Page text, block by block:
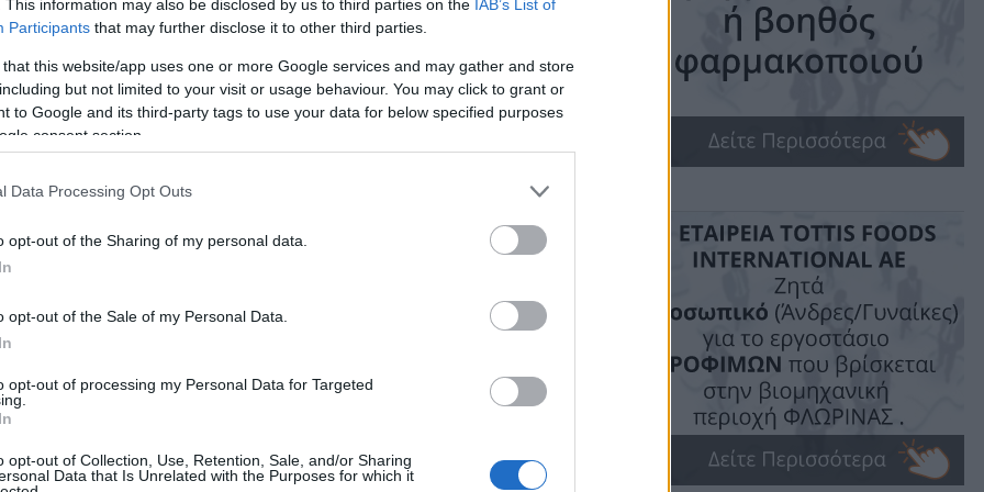
This information may also be disclosed by us to third parties on the IAB’s List of
Participants that may further disclose it to other third parties.
that this website/app uses one or more Google services and may gather and store
but not limited to your visit or usage behaviour. You may click to grant or
to Google and its third-party tags to use your data for below specified purposes
consent section.
Data Processing Opt Outs
opt-out of the Sharing of my personal data.
opt-out of the Sale of my Personal Data.
opt-out of processing my Personal Data for Targeted
opt-out of Collection, Use, Retention, Sale, and/or Sharing
Data that Is Unrelated with the Purposes for which it
2.000 €
και μάθετε πρώτοι όλες τις ειδήσεις!
και η μεθοδική έρευνα των αστυνομικών του
Φλώρινας, είχαν ως αποτέλεσμα την εξιχνίαση -1-
και -1- περίπτωσης απάτης με υπολογιστή.